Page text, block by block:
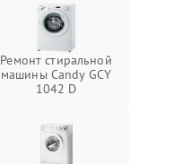
Ремонт стиральной
машины Candy GCY
1042 D